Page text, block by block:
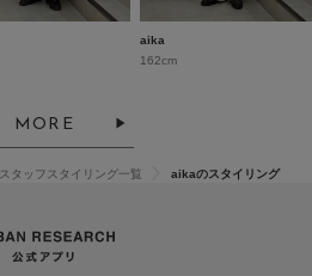
aika
162cm
MORE
スタッフスタイリング一覧 aikaのスタイリング